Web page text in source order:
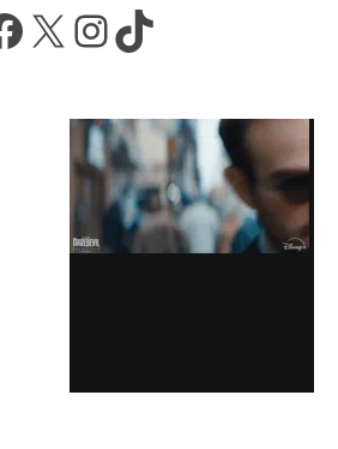
X Instagram
TikTok